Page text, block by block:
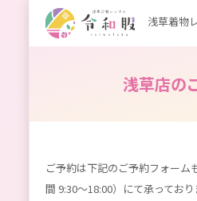
浅草着物
浅草店の
ご予約は下記のご予約フォーム
間 9:30～18:00）にて承っており